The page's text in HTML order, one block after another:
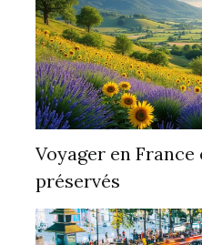
Voyager en France
préservés